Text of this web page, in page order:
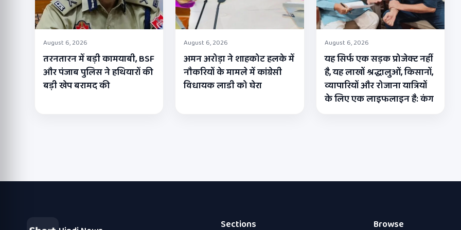
August 6, 2026
तरनतारन में बड़ी कामयाबी, BSF
और पंजाब पुलिस ने हथियारों की
बड़ी खेप बरामद की
August 6, 2026
अमन अरोड़ा ने शाहकोट हलके में
नौकरियों के मामले में कांग्रेसी
विधायक लाडी को घेरा
August 6, 2026
यह सिर्फ एक सड़क प्रोजेक्ट नहीं
है, यह लाखों श्रद्धालुओं, किसानों,
व्यापारियों और रोजाना यात्रियों
के लिए एक लाइफलाइन है: कंग
Sections Browse